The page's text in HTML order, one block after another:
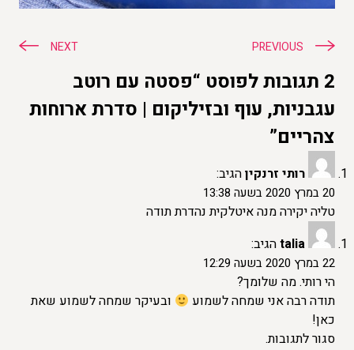
ניווטPREVIOUS
NEXT
2 תגובות לפוסט “פסטה עם רוטב
עגבניות, עוף ובזיליקום | סדרת ארוחות
צהריים”
רותי זרנקיןהגיב:
20 במרץ 2020 בשעה 13:38
טליה יקירה מנה איטלקית נהדרת תודה
taliaהגיב:
22 במרץ 2020 בשעה 12:29
הי רותי. מה שלומך?
תודה רבה אני שמחה לשמוע
ובעיקר שמחה לשמוע שאת
כאן!
סגור לתגובות.